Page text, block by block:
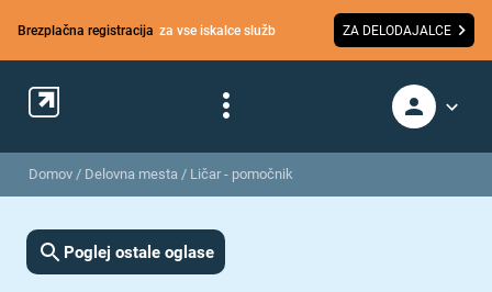
Brezplačna registracija za vse iskalce služb ZA DELODAJALCE
Domov / Delovna mesta / Ličar - pomočnik
Poglej ostale oglase